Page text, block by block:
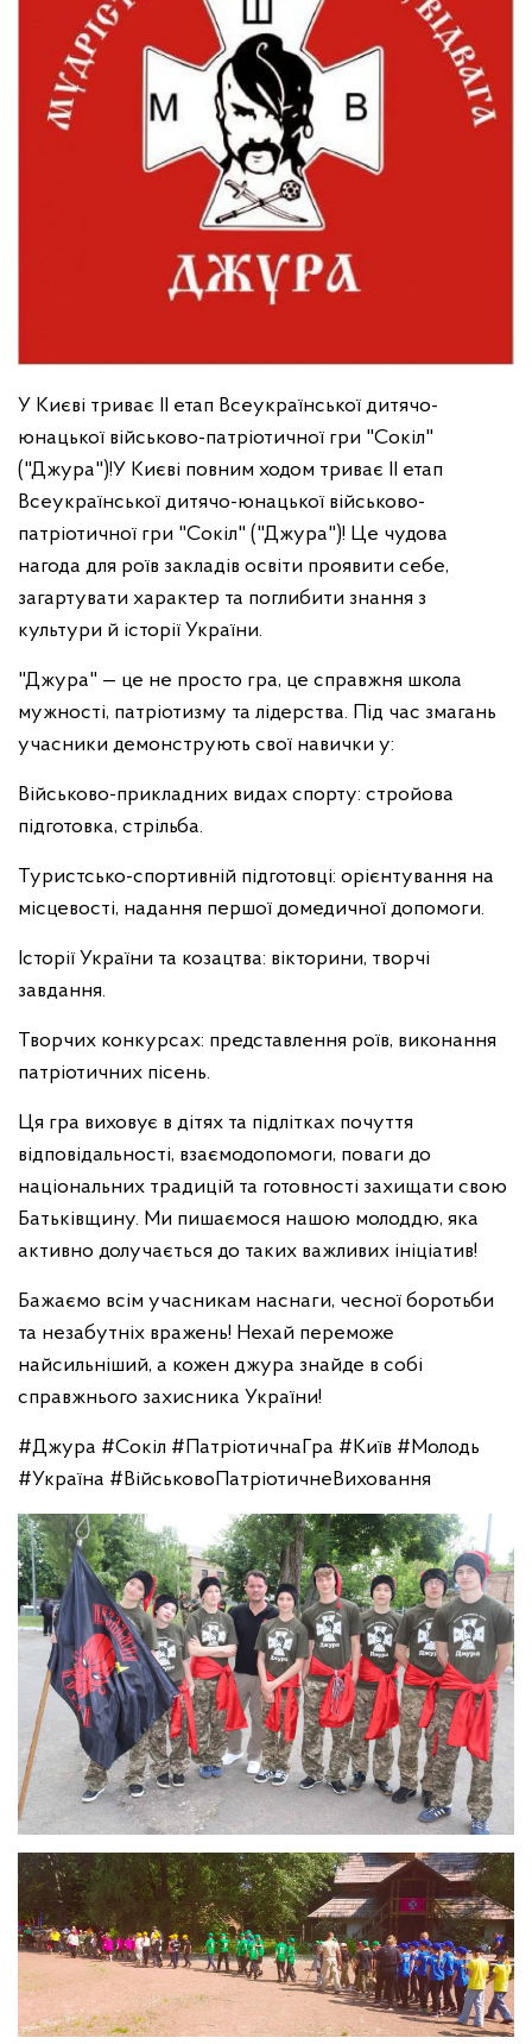
У Києві триває ІІ етап Всеукраїнської дитячо-
юнацької військово-патріотичної гри "Сокіл"
("Джура")!У Києві повним ходом триває ІІ етап
Всеукраїнської дитячо-юнацької військово-
патріотичної гри "Сокіл" ("Джура")! Це чудова
нагода для роїв закладів освіти проявити себе,
загартувати характер та поглибити знання з
культури й історії України.
"Джура" — це не просто гра, це справжня школа
мужності, патріотизму та лідерства. Під час змагань
учасники демонструють свої навички у:
Військово-прикладних видах спорту: стройова
підготовка, стрільба.
Туристсько-спортивній підготовці: орієнтування на
місцевості, надання першої домедичної допомоги.
Історії України та козацтва: вікторини, творчі
завдання.
Творчих конкурсах: представлення роїв, виконання
патріотичних пісень.
Ця гра виховує в дітях та підлітках почуття
відповідальності, взаємодопомоги, поваги до
національних традицій та готовності захищати свою
Батьківщину. Ми пишаємося нашою молоддю, яка
активно долучається до таких важливих ініціатив!
Бажаємо всім учасникам наснаги, чесної боротьби
та незабутніх вражень! Нехай переможе
найсильніший, а кожен джура знайде в собі
справжнього захисника України!
#Джура #Сокіл #ПатріотичнаГра #Київ #Молодь
#Україна #ВійськовоПатріотичнеВиховання